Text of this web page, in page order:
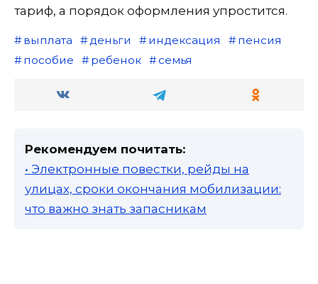
тариф, а порядок оформления упростится.
выплата деньги индексация
пенсия
пособие
ребенок семья
Рекомендуем почитать:
• Электронные повестки, рейды на
улицах, сроки окончания мобилизации:
что важно знать запасникам